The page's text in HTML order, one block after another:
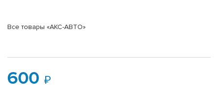
Все товары «АКС-АВТО»
600